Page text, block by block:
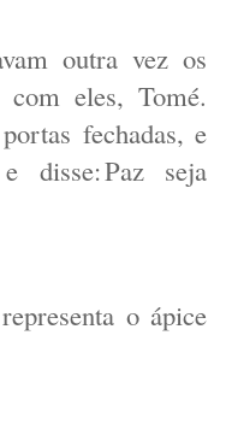
outra vez os
eles, Tomé.
fechadas, e
disse: Paz seja
o ápice